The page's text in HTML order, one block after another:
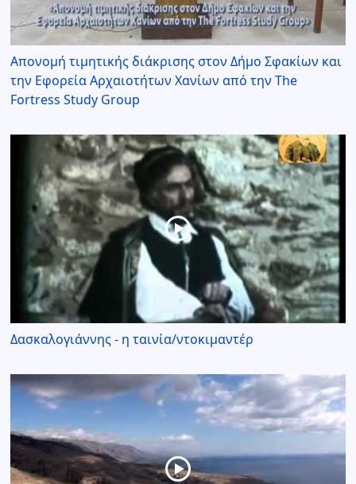
Απονομή τιμητικής διάκρισης στον Δήμο Σφακίων και
την Εφορεία Αρχαιοτήτων Χανίων από την The
Fortress Study Group
Δασκαλογιάννης - η ταινία/ντοκιμαντέρ